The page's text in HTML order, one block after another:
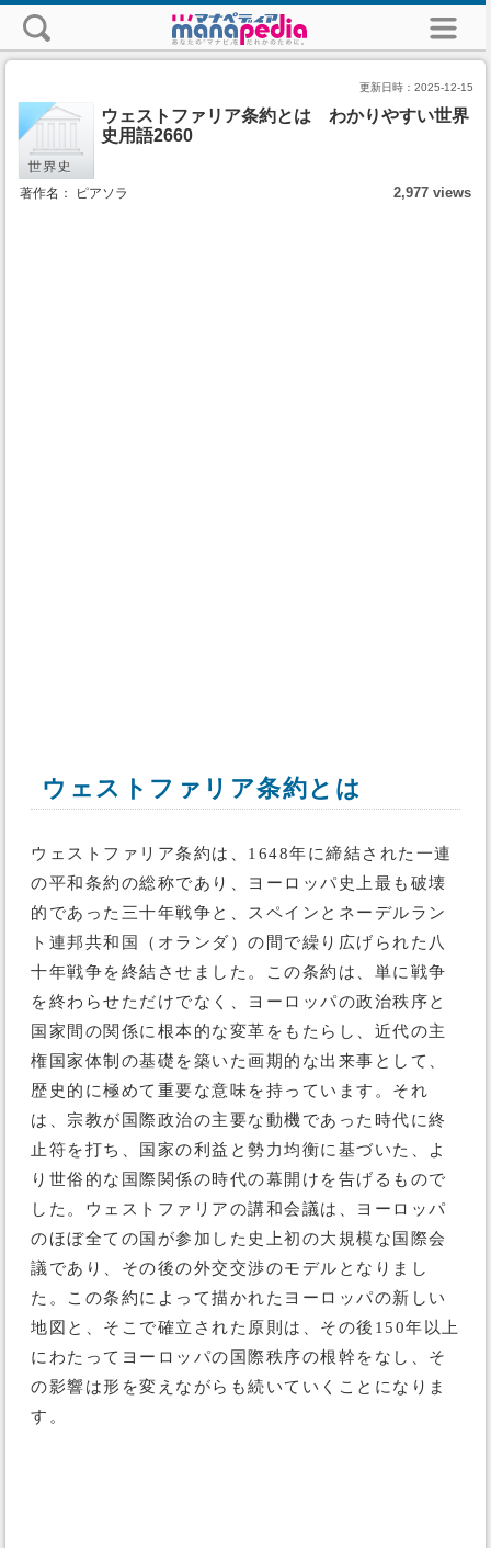
更新日時： 2025-12-15
ウェストファリア条約とは わかりやすい世界
史用語2660
著作名： ピアソラ 2,977 views
ウェストファリア条約とは
ウェストファリア条約は、1648年に締結された一連
の平和条約の総称であり、ヨーロッパ史上最も破壊
的であった三十年戦争と、スペインとネーデルラン
ト連邦共和国（オランダ）の間で繰り広げられた八
十年戦争を終結させました。この条約は、単に戦争
を終わらせただけでなく、ヨーロッパの政治秩序と
国家間の関係に根本的な変革をもたらし、近代の主
権国家体制の基礎を築いた画期的な出来事として、
歴史的に極めて重要な意味を持っています。それ
は、宗教が国際政治の主要な動機であった時代に終
止符を打ち、国家の利益と勢力均衡に基づいた、よ
り世俗的な国際関係の時代の幕開けを告げるもので
した。ウェストファリアの講和会議は、ヨーロッパ
のほぼ全ての国が参加した史上初の大規模な国際会
議であり、その後の外交交渉のモデルとなりまし
た。この条約によって描かれたヨーロッパの新しい
地図と、そこで確立された原則は、その後150年以上
にわたってヨーロッパの国際秩序の根幹をなし、そ
の影響は形を変えながらも続いていくことになりま
す。